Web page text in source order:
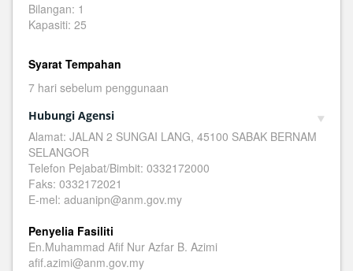
Bilangan: 1
Kapasiti: 25
Syarat Tempahan
7 hari sebelum penggunaan
Hubungi Agensi
Alamat: JALAN 2 SUNGAI LANG, 45100 SABAK BERNAM
SELANGOR
Telefon Pejabat/Bimbit: 0332172000
Faks: 0332172021
E-mel: aduanipn@anm.gov.my
Penyelia Fasiliti
En.Muhammad Afif Nur Azfar B. Azimi
afif.azimi@anm.gov.my